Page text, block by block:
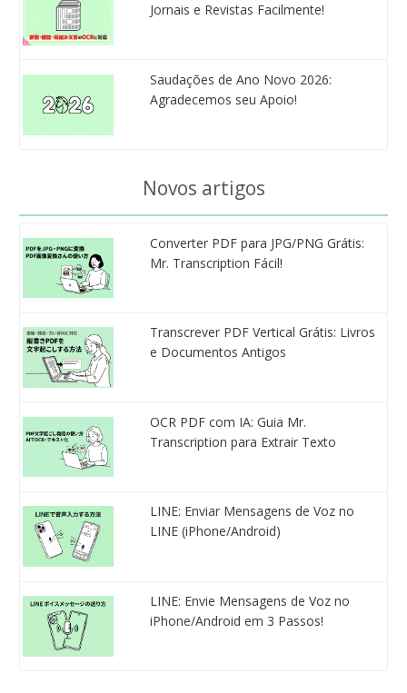
Jornais e Revistas Facilmente!
Saudações de Ano Novo 2026:
Agradecemos seu Apoio!
Novos artigos
Converter PDF para JPG/PNG Grátis:
Mr. Transcription Fácil!
Transcrever PDF Vertical Grátis: Livros
e Documentos Antigos
OCR PDF com IA: Guia Mr.
Transcription para Extrair Texto
LINE: Enviar Mensagens de Voz no
LINE (iPhone/Android)
LINE: Envie Mensagens de Voz no
iPhone/Android em 3 Passos!